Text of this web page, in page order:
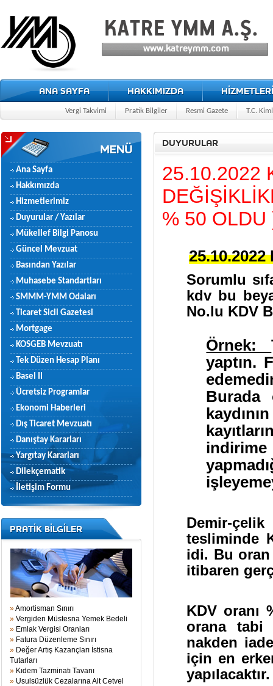
ANA SAYFA HAKKIMIZDA
Vergi Takvimi Pratik Bilgiler Resmi Gazete T.C.
Ana Sayfa
Hakkımızda
Hizmetlerimiz
Duyurular / Yazılar
Mükellef Bilgi Panosu
Güncel Mevzuat
Basından Yazılar
Muhasebe Standartları
SMMM-YMM Odaları
Ticaret Sicil Gazetesi
Mortgage
KOSGEB Mevzuatı
Tek Düzen Hesap Planı
Basel II
Ücretsiz Programlar
Ekonomi Haberleri
Dış Ticaret Mevzuatı
Danıştay Kararları
Yargıtay Kararları
Dilekçematik
İletişim Formu
PRATİK BİLGİLER
»Amortisman Sınırı
» Vergiden Müstesna Yemek Bedeli
» Emlak Vergisi Oranları
» Fatura Düzenleme Sınırı
» Değer Artış Kazançları İstisna
Tutarları
» Kıdem Tazminatı Tavanı
» Usulsüzlük Cezalarına Ait Cetvel
DUYURULAR
25.10.2022
% 50 OLDU
Sorumlu
kdv bu
No.lu KDV
Örnek:
yaptın.
Burada
indirime
Demir-
tesliminde
idi. Bu oran
itibaren
KDV oranı
orana tabi
nakden
için en
yapılacaktır.